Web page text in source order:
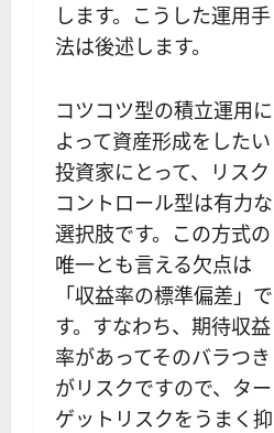
します。こうした運用手
法は後述します。
コツコツ型の積立運用に
よって資産形成をしたい
投資家にとって、リスク
コントロール型は有力な
選択肢です。この方式の
唯一とも言える欠点は
「収益率の標準偏差」で
す。すなわち、期待収益
率があってそのバラつき
がリスクですので、ター
ゲットリスクをうまく抑